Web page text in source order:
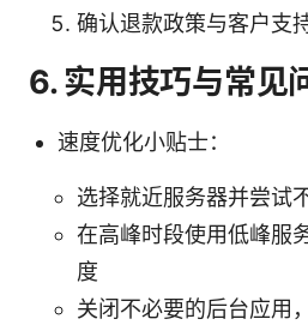
确认退款政策与客户支
6. 实用技巧与常见
速度优化小贴士：
选择就近服务器并尝试
在高峰时段使用低峰服
度
关闭不必要的后台应用